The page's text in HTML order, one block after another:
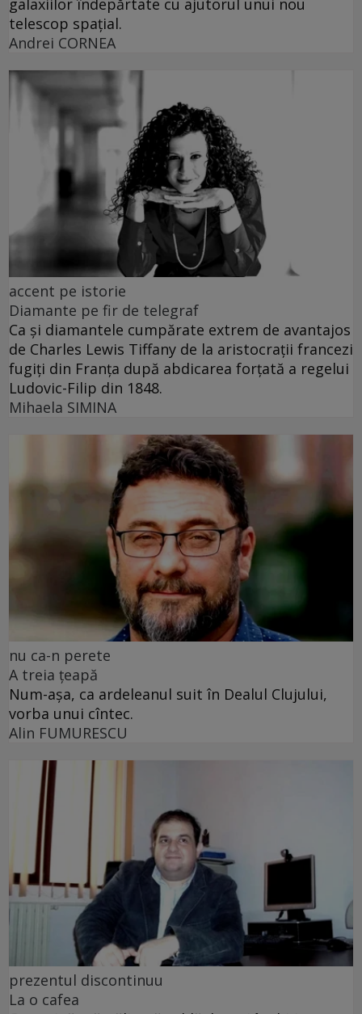
galaxiilor îndepărtate cu ajutorul unui nou
telescop spațial.
Andrei CORNEA
accent pe istorie
Diamante pe fir de telegraf
Ca și diamantele cumpărate extrem de avantajos
de Charles Lewis Tiffany de la aristocrații francezi
fugiți din Franța după abdicarea forțată a regelui
Ludovic-Filip din 1848.
Mihaela SIMINA
nu ca-n perete
A treia țeapă
Num-așa, ca ardeleanul suit în Dealul Clujului,
vorba unui cîntec.
Alin FUMURESCU
prezentul discontinuu
La o cafea